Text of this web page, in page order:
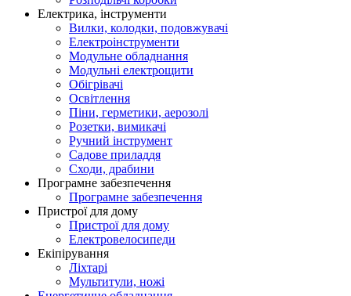
Електрика, інструменти
Вилки, колодки, подовжувачі
Електроінструменти
Модульне обладнання
Модульні електрощити
Обігрівачі
Освітлення
Піни, герметики, аерозолі
Розетки, вимикачі
Ручний інструмент
Садове приладдя
Сходи, драбини
Програмне забезпечення
Програмне забезпечення
Пристрої для дому
Пристрої для дому
Електровелосипеди
Екіпірування
Ліхтарі
Мультитули, ножі